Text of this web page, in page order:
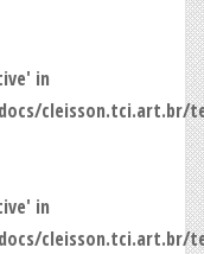
in
cleisson.tci.art.br/
in
cleisson.tci.art.br/